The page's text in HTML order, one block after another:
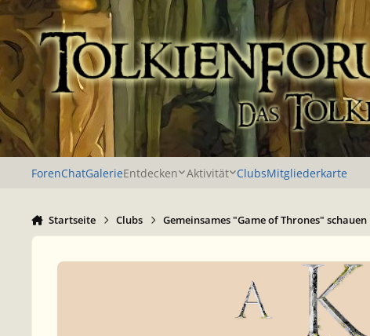
Zu Inhalt springen
ForenChatGalerieEntdecken Aktivität ClubsMitgliederkarte
Startseite Clubs Gemeinsames "Game of Thrones" schauen